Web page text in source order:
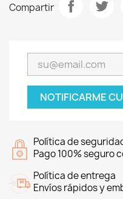
Compartir
NOTIFICARME
Política de
Pago 100% seguro
Política de entrega
Envíos rápidos y